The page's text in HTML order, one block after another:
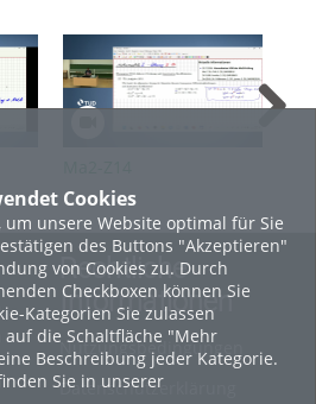
Cookies
um unsere Website optimal für Sie
des Buttons "Akzeptieren"
von Cookies zu. Durch
Checkboxen können Sie
Kategorien Sie zulassen
die Schaltfläche "Mehr
Beschreibung jeder Kategorie.
Sie in unserer
Rechtliche
Informationen
Nutzungsbedingungen
Datenschutzerklärung